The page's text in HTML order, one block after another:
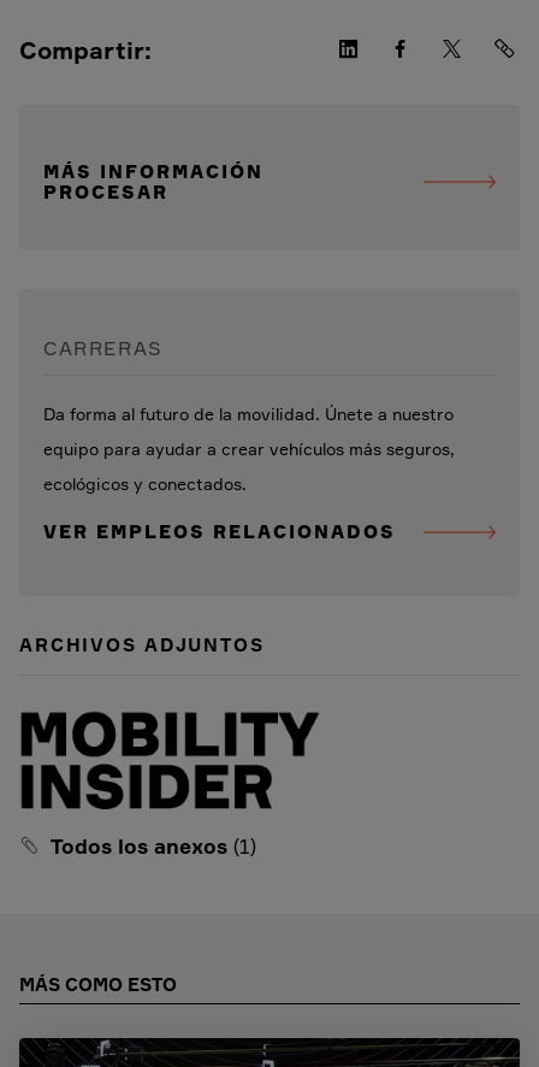
Compartir:
MÁS INFORMACIÓN
PROCESAR
CARRERAS
Da forma al futuro de la movilidad. Únete a nuestro
equipo para ayudar a crear vehículos más seguros,
ecológicos y conectados.
VER EMPLEOS RELACIONADOS
ARCHIVOS ADJUNTOS
Todos los anexos (1)
MÁS COMO ESTO